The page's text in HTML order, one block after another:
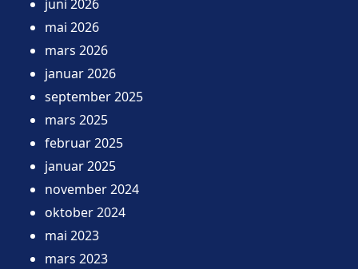
juni 2026
mai 2026
mars 2026
januar 2026
september 2025
mars 2025
februar 2025
januar 2025
november 2024
oktober 2024
mai 2023
mars 2023